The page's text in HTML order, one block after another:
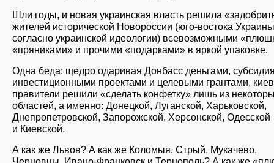
Шли годы, и новая украинская власть решила
жителей исторической Новороссии (юго-востока
согласно украинской идеологии) всевозможными
«пряниками» и прочими «подарками» в яркой упаковке.
Одна беда: щедро одаривая Донбасс деньгами,
инвестиционными проектами и целевыми грантами,
правители решили «сделать конфетку» лишь из
областей, а именно: Донецкой, Луганской, Харьковской,
Днепропетровской, Запорожской, Херсонской, Одесской
и Киевской.
А как же Львов? А как же Коломыя, Стрый, Мукачево,